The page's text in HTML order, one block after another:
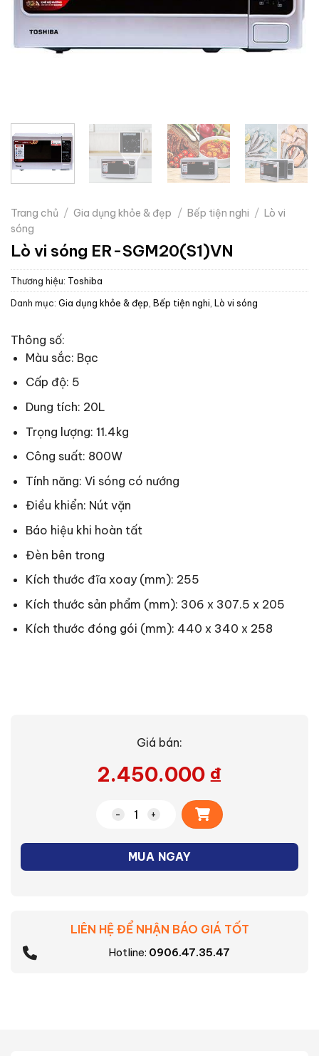
Trang chủ / Gia dụng khỏe & đẹp / Bếp tiện nghi / Lò vi
sóng
Lò vi sóng ER-SGM20(S1)VN
Thương hiệu: Toshiba
Danh mục: Gia dụng khỏe & đẹp Bếp tiện nghi Lò vi sóng
Thông số:
Màu sắc: Bạc
Cấp độ: 5
Dung tích: 20L
Trọng lượng: 11.4kg
Công suất: 800W
Tính năng: Vi sóng có nướng
Điều khiển: Nút vặn
Báo hiệu khi hoàn tất
Đèn bên trong
Kích thước đĩa xoay (mm): 255
Kích thước sản phẩm (mm): 306 x 307.5 x 205
Kích thước đóng gói (mm): 440 x 340 x 258
Giá bán:
2.450.000 ₫
Lò vi sóng ER-SGM20(S1)VN số lượng
MUA NGAY
Alternative:
LIÊN HỆ ĐỂ NHẬN BÁO GIÁ TỐT
Hotline: 0906.47.35.47